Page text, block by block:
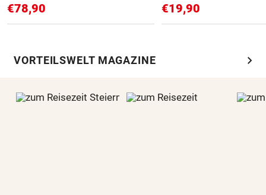
€78,90 €19,90
VORTEILSWELT MAGAZINE chevron_right